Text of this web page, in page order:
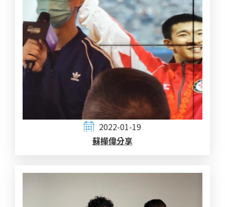
2022-01-19
蘇樺偉分享